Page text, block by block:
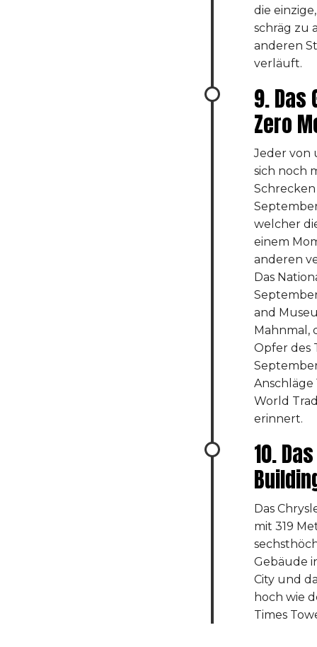
die
schräg zu
anderen
verläuft.
9. Das
Zero
Jeder von
sich noch
Schrecken
welcher
einem
anderen
Das
and
Mahnmal,
Opfer des
Anschläge
World
erinnert.
10.
Das
mit 319
Gebäude
City und
hoch wie
Times